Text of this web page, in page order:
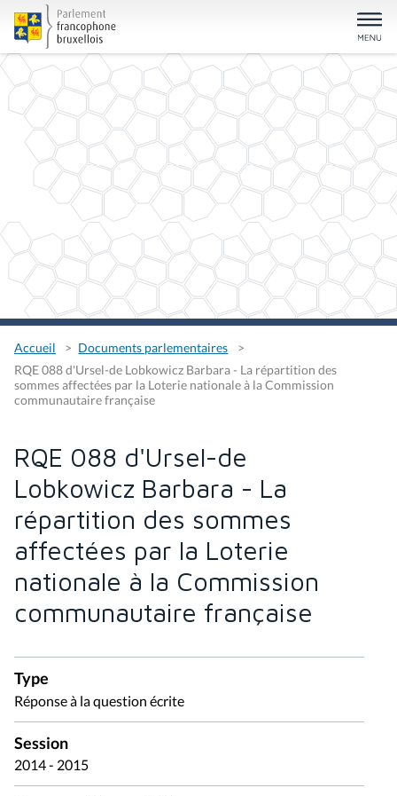
Accueil
Documents parlementaires
RQE 088 d'Ursel-de Lobkowicz Barbara - La répartition des
sommes affectées par la Loterie nationale à la Commission
communautaire française
RQE 088 d'Ursel-de
Lobkowicz Barbara - La
répartition des sommes
affectées par la Loterie
nationale à la Commission
communautaire française
Type
Réponse à la question écrite
Session
2014 - 2015